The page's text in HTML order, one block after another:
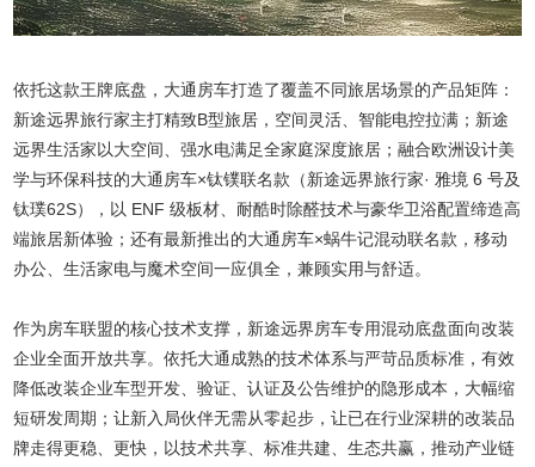
依托这款王牌底盘，大通房车打造了覆盖不同旅居场景的产品矩阵：
新途远界旅行家主打精致B型旅居，空间灵活、智能电控拉满；新途
远界生活家以大空间、强水电满足全家庭深度旅居；融合欧洲设计美
学与环保科技的大通房车×钛镤联名款（新途远界旅行家· 雅境 6 号及
钛璞62S），以 ENF 级板材、耐酷时除醛技术与豪华卫浴配置缔造高
端旅居新体验；还有最新推出的大通房车×蜗牛记混动联名款，移动
办公、生活家电与魔术空间一应俱全，兼顾实用与舒适。
作为房车联盟的核心技术支撑，新途远界房车专用混动底盘面向改装
企业全面开放共享。依托大通成熟的技术体系与严苛品质标准，有效
降低改装企业车型开发、验证、认证及公告维护的隐形成本，大幅缩
短研发周期；让新入局伙伴无需从零起步，让已在行业深耕的改装品
牌走得更稳、更快，以技术共享、标准共建、生态共赢，推动产业链